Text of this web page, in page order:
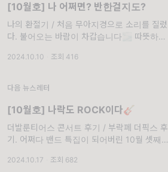
[10월호] 나 어쩌면? 반한걸지도?
나의 환절기 / 처음 무아지경으로 소리를 질렀
다. 불어오는 바람이 차갑습니다🌫 따뜻하게
2024.10.10 조회 416
다음 뉴스레터
[10월호] 나락도 ROCK이다🎸
더발룬티어스 콘서트 후기 / 부락페 더픽스 후
기. 어쩌다 밴드 특집이 되어버린 10월 셋째 주
2024.10.17 조회 682